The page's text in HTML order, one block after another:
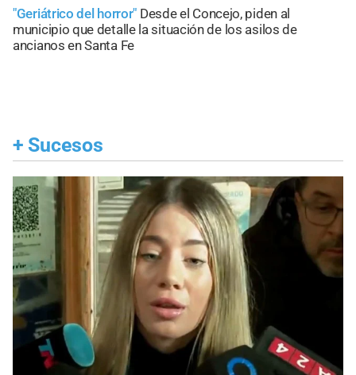
"Geriátrico del horror" Desde el Concejo, piden al
municipio que detalle la situación de los asilos de
ancianos en Santa Fe
+ Sucesos